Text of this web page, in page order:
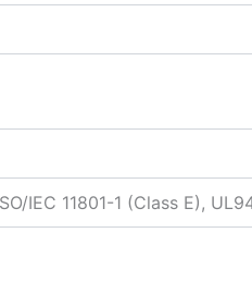
IEC 11801-1 (Class E),